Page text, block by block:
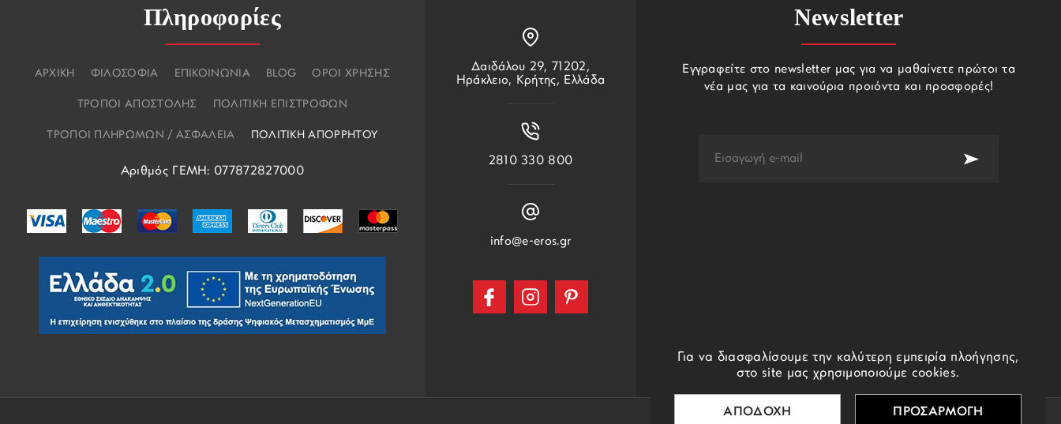
Για να διασφαλίσουμε την καλύτερη εμπειρία πλοήγησης,
στο site μας χρησιμοποιούμε cookies.
ΑΠΟΔΟΧΗ ΠΡΟΣΑΡΜΟΓΗ
Πληροφορίες
ΑΡΧΙΚΗ ΦΙΛΟΣΟΦΙΑ ΕΠΙΚΟΙΝΩΝΙΑ BLOG ΟΡΟΙ ΧΡΗΣΗΣ
ΤΡΟΠΟΙ ΑΠΟΣΤΟΛΗΣ ΠΟΛΙΤΙΚΗ ΕΠΙΣΤΡΟΦΩΝ
ΤΡΟΠΟΙ ΠΛΗΡΩΜΩΝ / ΑΣΦΑΛΕΙΑ ΠΟΛΙΤΙΚΗ ΑΠΟΡΡΗΤΟΥ
Αριθμός ΓΕΜΗ: 077872827000
Δαιδάλου 29, 71202,
Ηράκλειο, Κρήτης, Ελλάδα
2810 330 800
info@e-eros.gr
Newsletter
Εγγραφείτε στο newsletter μας για να μαθαίνετε πρώτοι τα
νέα μας για τα καινούρια προιόντα και προσφορές!